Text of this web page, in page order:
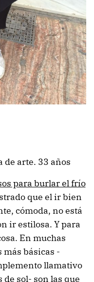
de arte. 33 años
para burlar el frío
que el ir bien
cómoda, no está
ir estilosa. Y para
En muchas
más básicas -
llamativo
de sol- son las que